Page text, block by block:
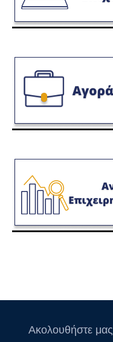
Ακολουθήστε μας